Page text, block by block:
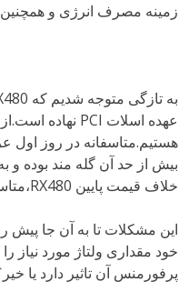
زمینه مصرف انرژی و همچنین
هستیم.متاسفانه در روز اول
بیش از حد آن گله مند بوده و
خلاف قیمت پایین RX480،متاسفانه مشکلات پدید آمده برای آن کم نیستند.
خود مقداری ولتاژ مورد
پرفورمنس آن تاثیر دارد یا